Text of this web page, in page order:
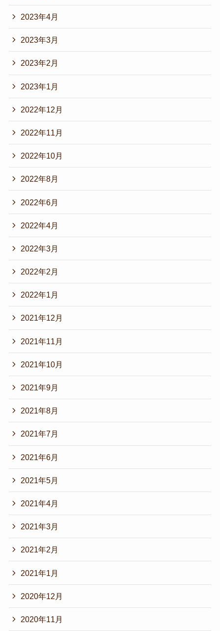
2023年4月
2023年3月
2023年2月
2023年1月
2022年12月
2022年11月
2022年10月
2022年8月
2022年6月
2022年4月
2022年3月
2022年2月
2022年1月
2021年12月
2021年11月
2021年10月
2021年9月
2021年8月
2021年7月
2021年6月
2021年5月
2021年4月
2021年3月
2021年2月
2021年1月
2020年12月
2020年11月